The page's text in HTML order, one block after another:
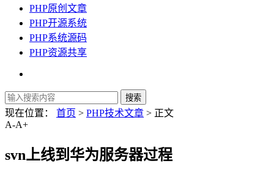
PHP原创文章
PHP开源系统
PHP系统源码
PHP资源共享
现在位置： 首页 > PHP技术文章 > 正文
A-A+
svn上线到华为服务器过程